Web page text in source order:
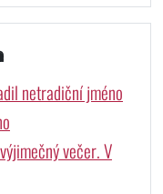
netradiční jméno
večer. V